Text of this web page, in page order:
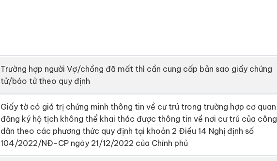
Trường hợp người Vợ/chồng đã mất thì cần cung cấp bản sao giấy chứng
tử/báo tử theo quy định
Giấy tờ có giá trị chứng minh thông tin về cư trú trong trường hợp cơ quan
đăng ký hộ tịch không thể khai thác được thông tin về nơi cư trú của công
dân theo các phương thức quy định tại khoản 2 Điều 14 Nghị định số
104/2022/NĐ-CP ngày 21/12/2022 của Chính phủ